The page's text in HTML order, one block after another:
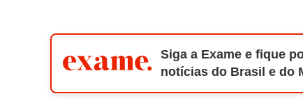
Siga a Exame e fique
notícias do Brasil e do